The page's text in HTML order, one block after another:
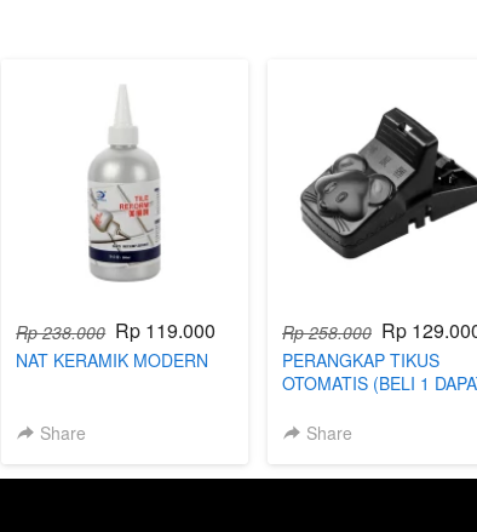
Rp 238.000 Rp 119.000
NAT KERAMIK MODERN
Share
Rp 258.000 Rp
PERANGKAP TIKUS
OTOMATIS (BELI 1
Share